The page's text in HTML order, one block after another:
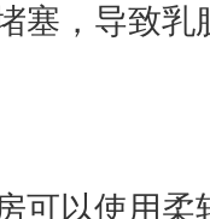
塞，导致乳
可以使用